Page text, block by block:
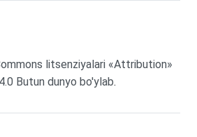
litsenziyalari «Attribution»
Butun dunyo bo'ylab.